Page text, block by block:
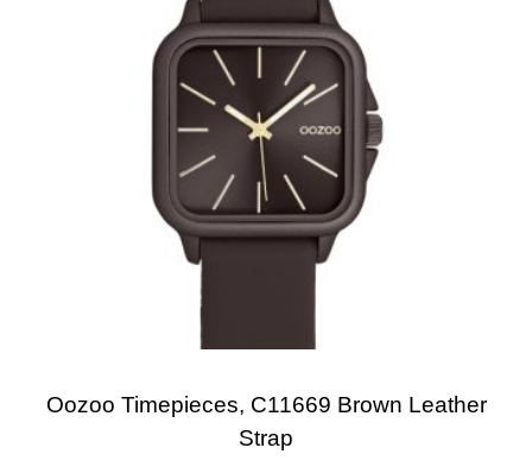
Oozoo Timepieces, C11669 Brown Leather
Strap